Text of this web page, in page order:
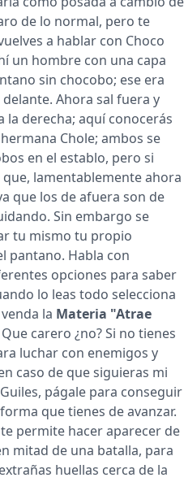
de lo normal, pero te
a hablar con Choco
un hombre con una capa
sin chocobo; ese era
Ahora sal fuera y
la derecha; aquí conocerás
Chole; ambos se
en el establo, pero si
lamentablemente ahora
que los de afuera son de
Sin embargo se
tu mismo tu propio
pantano. Habla con
opciones para saber
lo leas todo selecciona
la Materia "Atrae
carero ¿no? Si no tienes
luchar con enemigos y
caso de que siguieras mi
págale para conseguir
que tienes de avanzar.
permite hacer aparecer de
mitad de una batalla, para
huellas cerca de la